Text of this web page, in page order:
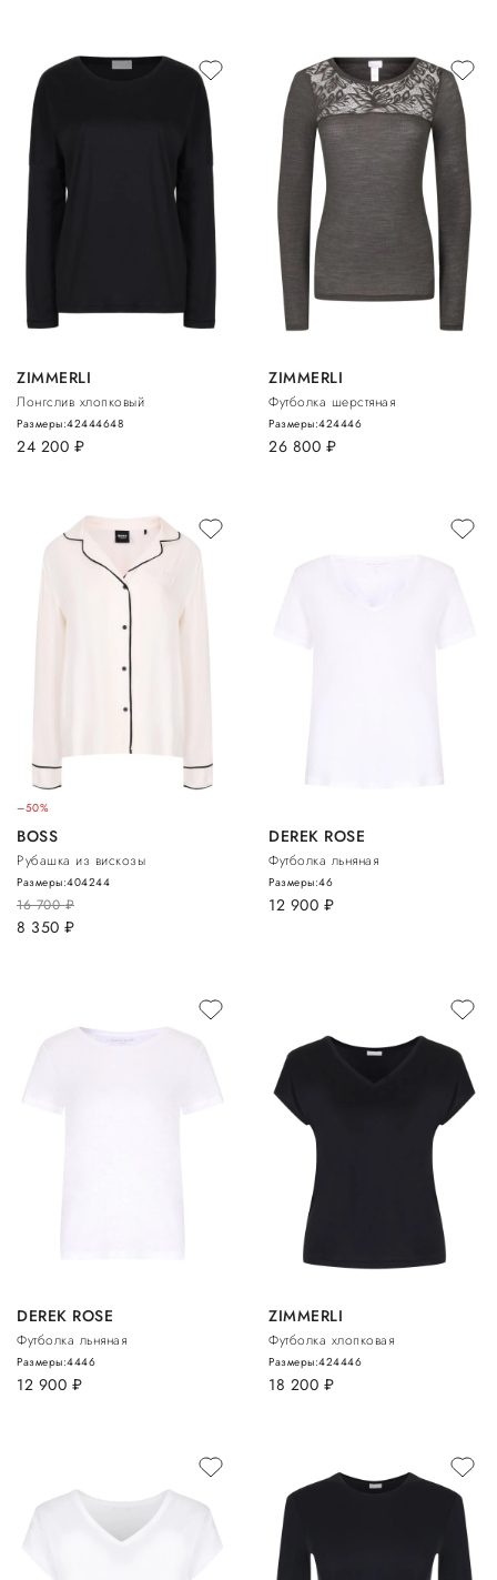
ZIMMERLI
Лонгслив хлопковый
24 200 руб.
Размеры:42444648
ZIMMERLI
Футболка шерстяная
26 800 руб.
Размеры:424446
–50%
BOSS
Рубашка из вискозы
16 700руб.
8 350 руб.
Размеры:404244
DEREK ROSE
Футболка льняная
12 900 руб.
Размеры:46
DEREK ROSE
Футболка льняная
12 900 руб.
Размеры:4446
ZIMMERLI
Футболка хлопковая
18 200 руб.
Размеры:424446